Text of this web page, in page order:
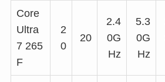
Core
Ultra
7 265
F
2
0
20
2.4
0G
Hz
5.3
0G
Hz